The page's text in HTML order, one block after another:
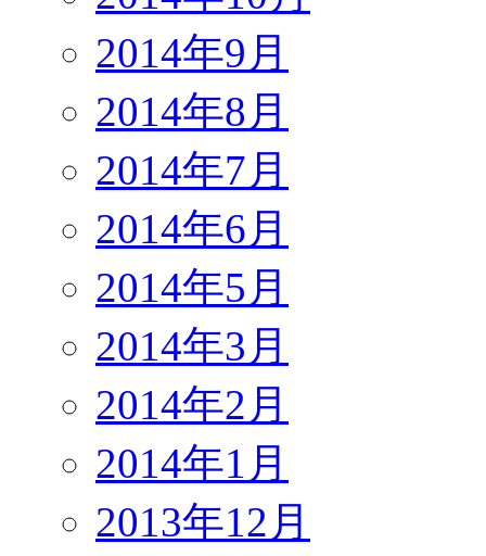
2014年9月
2014年8月
2014年7月
2014年6月
2014年5月
2014年3月
2014年2月
2014年1月
2013年12月